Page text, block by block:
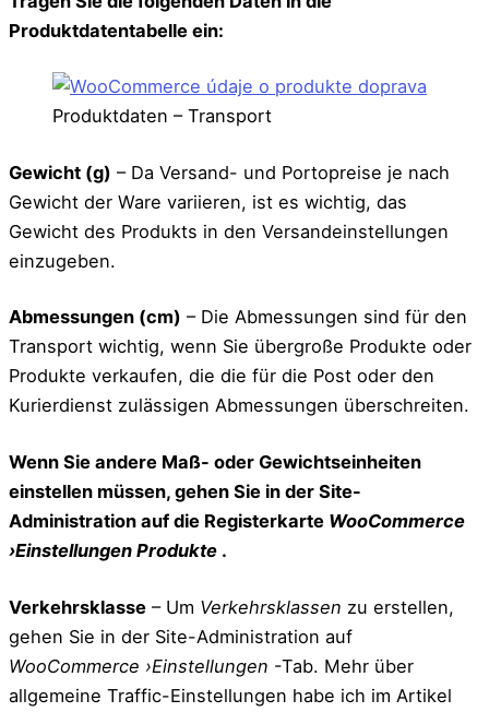
Produktdatentabelle ein:
Produktdaten – Transport
Gewicht (g) – Da Versand- und Portopreise je nach
Gewicht der Ware variieren, ist es wichtig, das
Gewicht des Produkts in den Versandeinstellungen
einzugeben.
Abmessungen (cm) – Die Abmessungen sind für den
Transport wichtig, wenn Sie übergroße Produkte oder
Produkte verkaufen, die die für die Post oder den
Kurierdienst zulässigen Abmessungen überschreiten.
Wenn Sie andere Maß- oder Gewichtseinheiten
einstellen müssen, gehen Sie in der Site-
Administration auf die Registerkarte WooCommerce
›Einstellungen Produkte .
Verkehrsklasse – Um Verkehrsklassen zu erstellen,
gehen Sie in der Site-Administration auf
WooCommerce ›Einstellungen -Tab. Mehr über
allgemeine Traffic-Einstellungen habe ich im Artikel